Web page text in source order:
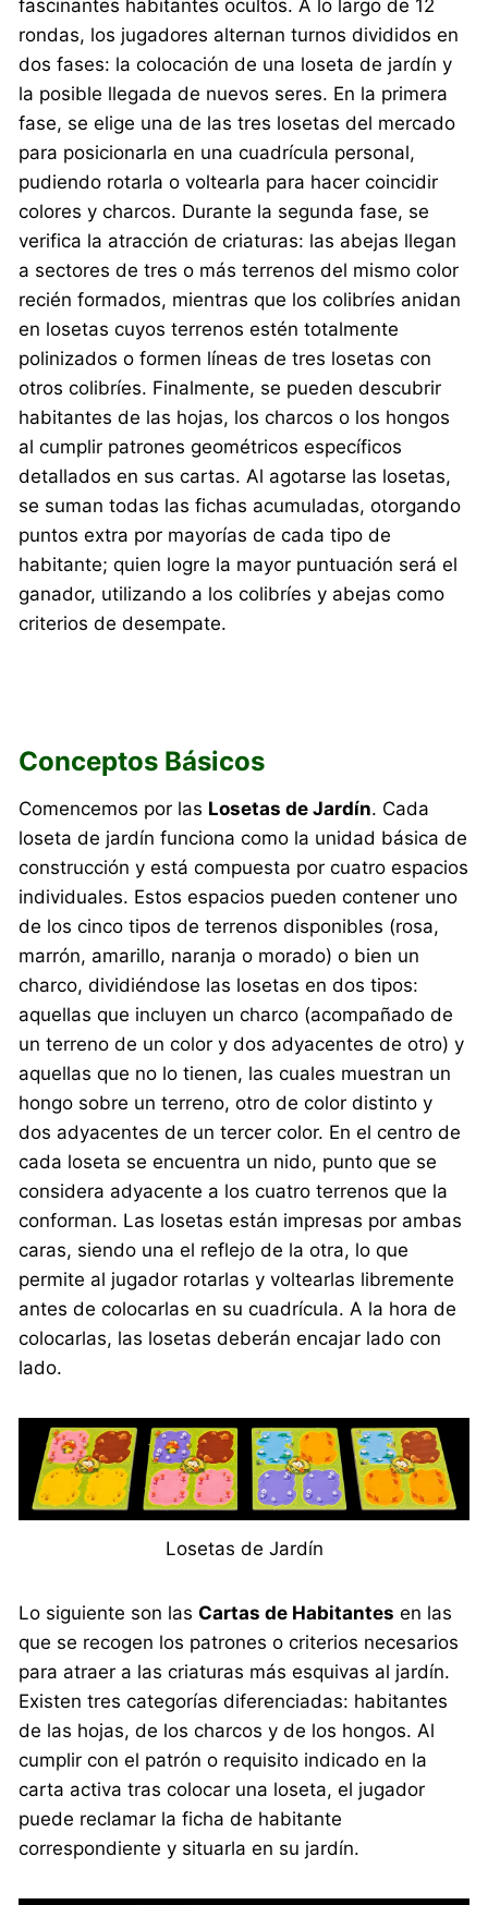
fascinantes habitantes ocultos. A lo largo de 12
rondas, los jugadores alternan turnos divididos en
dos fases: la colocación de una loseta de jardín y
la posible llegada de nuevos seres. En la primera
fase, se elige una de las tres losetas del mercado
para posicionarla en una cuadrícula personal,
pudiendo rotarla o voltearla para hacer coincidir
colores y charcos. Durante la segunda fase, se
verifica la atracción de criaturas: las abejas llegan
a sectores de tres o más terrenos del mismo color
recién formados, mientras que los colibríes anidan
en losetas cuyos terrenos estén totalmente
polinizados o formen líneas de tres losetas con
otros colibríes. Finalmente, se pueden descubrir
habitantes de las hojas, los charcos o los hongos
al cumplir patrones geométricos específicos
detallados en sus cartas. Al agotarse las losetas,
se suman todas las fichas acumuladas, otorgando
puntos extra por mayorías de cada tipo de
habitante; quien logre la mayor puntuación será el
ganador, utilizando a los colibríes y abejas como
criterios de desempate.
Conceptos Básicos
Comencemos por las Losetas de Jardín. Cada
loseta de jardín funciona como la unidad básica de
construcción y está compuesta por cuatro espacios
individuales. Estos espacios pueden contener uno
de los cinco tipos de terrenos disponibles (rosa,
marrón, amarillo, naranja o morado) o bien un
charco, dividiéndose las losetas en dos tipos:
aquellas que incluyen un charco (acompañado de
un terreno de un color y dos adyacentes de otro) y
aquellas que no lo tienen, las cuales muestran un
hongo sobre un terreno, otro de color distinto y
dos adyacentes de un tercer color. En el centro de
cada loseta se encuentra un nido, punto que se
considera adyacente a los cuatro terrenos que la
conforman. Las losetas están impresas por ambas
caras, siendo una el reflejo de la otra, lo que
permite al jugador rotarlas y voltearlas libremente
antes de colocarlas en su cuadrícula. A la hora de
colocarlas, las losetas deberán encajar lado con
lado.
Losetas de Jardín
Lo siguiente son lasCartas de Habitantes en las
que se recogen los patrones o criterios necesarios
para atraer a las criaturas más esquivas al jardín.
Existen tres categorías diferenciadas: habitantes
de las hojas, de los charcos y de los hongos. Al
cumplir con el patrón o requisito indicado en la
carta activa tras colocar una loseta, el jugador
puede reclamar la ficha de habitante
correspondiente y situarla en su jardín.